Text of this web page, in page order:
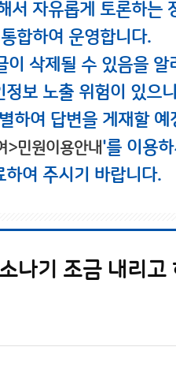
서 자유롭게 토론하는
합하여 운영합니다.
삭제될 수 있음을 알
보 노출 위험이 있으
하여 답변을 게재할 예
>민원이용안내'를 이용
여 주시기 바랍니다.
나기 조금 내리고